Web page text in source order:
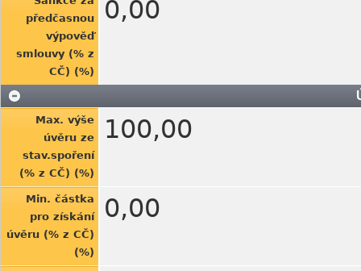
předčasnou
výpověď
smlouvy (% z
CČ) (%)
0,00
Max. výše
úvěru ze
stav.spoření
(% z CČ) (%)
100,00
Min. částka
pro získání
úvěru (% z CČ)
(%)
0,00